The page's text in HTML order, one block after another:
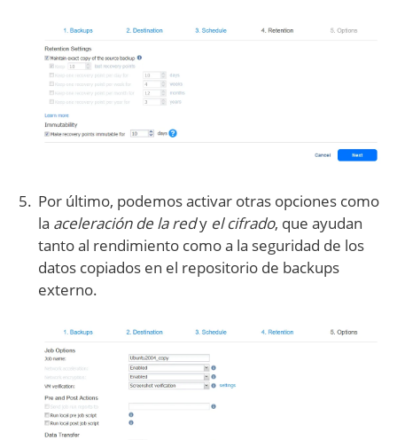
Por último, podemos activar otras opciones como
la aceleración de la redy el cifrado, que ayudan
tanto al rendimiento como a la seguridad de los
datos copiados en el repositorio de backups
externo.